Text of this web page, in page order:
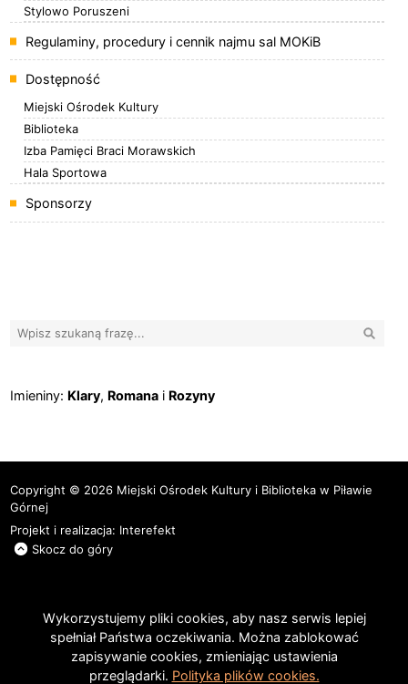
Wykorzystujemy pliki cookies, aby nasz serwis lepiej
spełniał Państwa oczekiwania. Można zablokować
zapisywanie cookies, zmieniając ustawienia
przeglądarki. Polityka plików cookies.
Stylowo Poruszeni
Regulaminy, procedury i cennik najmu sal MOKiB
Dostępność
Miejski Ośrodek Kultury
Biblioteka
Izba Pamięci Braci Morawskich
Hala Sportowa
Sponsorzy
Imieniny
Imieniny: Klary, Romana i Rozyny
Copyright © 2026 Miejski Ośrodek Kultury i Biblioteka w Piławie
Górnej
Projekt i realizacja: Interefekt
Skocz do góry